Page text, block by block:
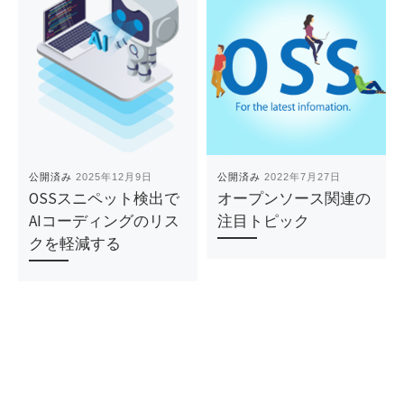
公開済み2025年12月9日
OSSスニペット検出で
AIコーディングのリス
クを軽減する
公開済み2022年7月27日
オープンソース関連の
注目トピック